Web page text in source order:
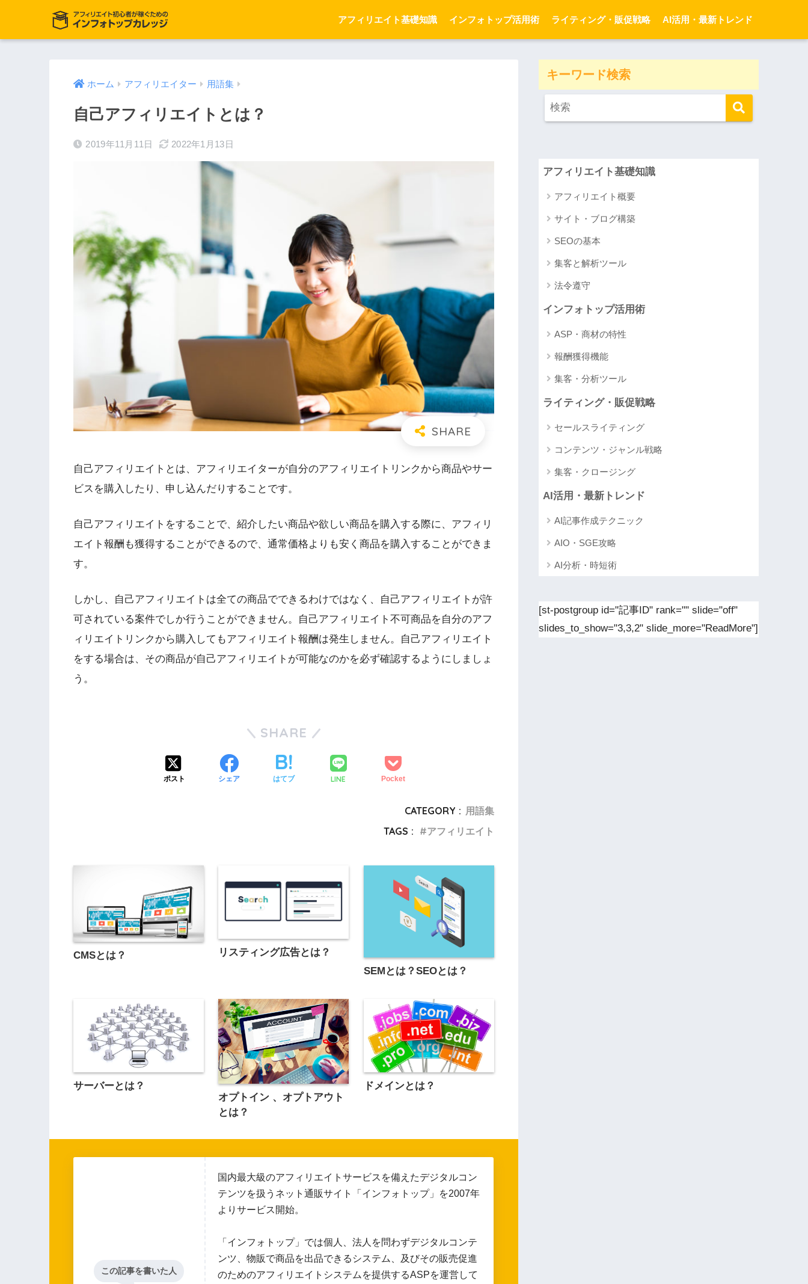
アフィリエイト基礎知識 インフォトップ活用術 ライティング・販促戦略 AI活用・最新トレンド
ホーム アフィリエイター 用語集
自己アフィリエイトとは？
2019年11月11日 2022年1月13日
自己アフィリエイトとは、アフィリエイターが自分のアフィリエイトリンクから商品やサー
ビスを購入したり、申し込んだりすることです。
自己アフィリエイトをすることで、 紹介したい商品や欲しい商品を購入する際に、アフィリ
エイト報酬も獲得することができるので、通常価格よりも安く商品を購入することができま
す。
しかし、自己アフィリエイトは全ての商品でできるわけではなく、自己アフィリエイトが許
可されている案件でしか行うことができません。自己アフィリエイト不可商品を自分のアフ
ィリエイトリンクから購入してもアフィリエイト報酬は発生しません。自己アフィリエイト
をする場合は、その商品が自己アフィリエイトが可能なのかを必ず確認するようにしましょ
う。
SHARE
ポスト シェア はてブ LINE Pocket
CATEGORY : 用語集
TAGS :
アフィリエイト
CMSとは？
リスティング広告とは？
SEMとは？SEOとは？
サーバーとは？
オプトイン 、オプトアウト
とは？
ドメインとは？
この記事を書いた人
国内最大級のアフィリエイトサービスを備えたデジタルコン
テンツを扱うネット通販サイト「インフォトップ」を2007年
よりサービス開始。
「インフォトップ」では個人、法人を問わずデジタルコンテ
ンツ、物販で商品を出品できるシステム、及びその販売促進
のためのアフィリエイトシステムを提供するASPを運営して
キーワード検索
アフィリエイト基礎知識
アフィリエイト概要
サイト・ブログ構築
SEOの基本
集客と解析ツール
法令遵守
インフォトップ活用術
ASP・商材の特性
報酬獲得機能
集客・分析ツール
ライティング・販促戦略
セールスライティング
コンテンツ・ジャンル戦略
集客・クロージング
AI活用・最新トレンド
AI記事作成テクニック
AIO・SGE攻略
AI分析・時短術
[st-postgroup id="記事ID" rank="" slide="off"
slides_to_show="3,3,2" slide_more="ReadMore"]